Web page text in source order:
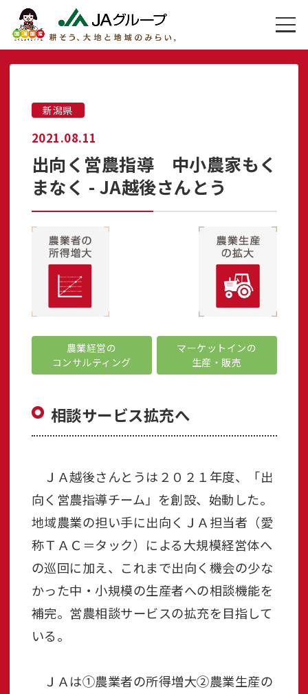
新潟県
2021.08.11
出向く営農指導 中小農家もく
まなく - JA越後さんとう
農業経営の
コンサルティング
マーケットインの
生産・販売
相談サービス拡充へ
ＪＡ越後さんとうは２０２１年度、「出
向く営農指導チーム」を創設、始動した。
地域農業の担い手に出向くＪＡ担当者（愛
称ＴＡＣ＝タック）による大規模経営体へ
の巡回に加え、これまで出向く機会の少な
かった中・小規模の生産者への相談機能を
補完。営農相談サービスの拡充を目指して
いる。
ＪＡは①農業者の所得増大②農業生産の